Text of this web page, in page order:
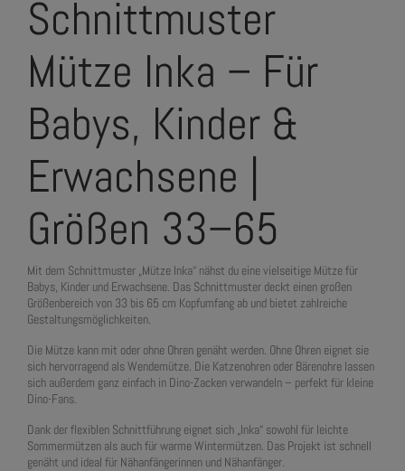
Schnittmuster
Mütze Inka – Für
Babys, Kinder &
Erwachsene |
Größen 33–65
Mit dem Schnittmuster „Mütze Inka“ nähst du eine vielseitige Mütze für
Babys, Kinder und Erwachsene. Das Schnittmuster deckt einen großen
Größenbereich von 33 bis 65 cm Kopfumfang ab und bietet zahlreiche
Gestaltungsmöglichkeiten.
Die Mütze kann mit oder ohne Ohren genäht werden. Ohne Ohren eignet sie
sich hervorragend als Wendemütze. Die Katzenohren oder Bärenohre lassen
sich außerdem ganz einfach in Dino-Zacken verwandeln – perfekt für kleine
Dino-Fans.
Dank der flexiblen Schnittführung eignet sich „Inka“ sowohl für leichte
Sommermützen als auch für warme Wintermützen. Das Projekt ist schnell
genäht und ideal für Nähanfängerinnen und Nähanfänger.